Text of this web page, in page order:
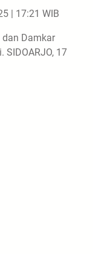
| 17:21 WIB
dan Damkar
SIDOARJO, 17